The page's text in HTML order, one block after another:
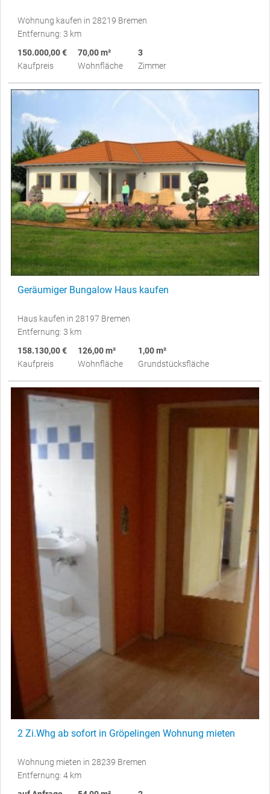
Wohnung kaufen in 28219 Bremen
Entfernung: 3 km
150.000,00 €
Kaufpreis
70,00 m²
Wohnfläche
3
Zimmer
Geräumiger Bungalow Haus kaufen
Haus kaufen in 28197 Bremen
Entfernung: 3 km
158.130,00 €
Kaufpreis
126,00 m²
Wohnfläche
1,00 m²
Grundstücksfläche
2 Zi.Whg ab sofort in Gröpelingen Wohnung mieten
Wohnung mieten in 28239 Bremen
Entfernung: 4 km